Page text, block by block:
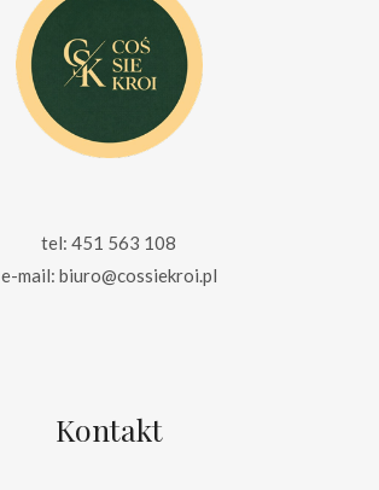
tel: 451 563 108
e-mail: biuro@cossiekroi.pl
Kontakt